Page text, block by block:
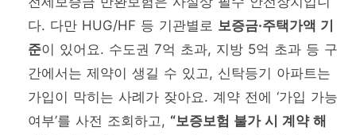
다. 다만 HUG/HF 등 기관별로 보증금·주택가액 기
준이 있어요. 수도권 7억 초과, 지방 5억 초과 등 구
간에서는 제약이 생길 수 있고, 신탁등기 아파트는
가입이 막히는 사례가 잦아요. 계약 전에 ‘가입 가능
여부’를 사전 조회하고, “보증보험 불가 시 계약 해